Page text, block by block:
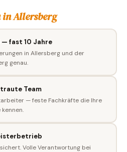
in Allersberg
fast 10 Jahre
in Allersberg und der
genau.
Team
— feste Fachkräfte die Ihre
Volle Verantwortung bei